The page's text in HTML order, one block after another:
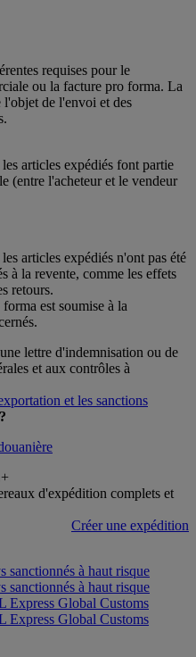
requises pour le
ou la facture pro forma. La
l'objet de l'envoi et des
articles expédiés font partie
(entre l'acheteur et le vendeur
articles expédiés n'ont pas été
à la revente, comme les effets
retours.
est soumise à la
lettre d'indemnisation ou de
et aux contrôles à
et les sanctions
d'expédition complets et
Créer une expédition
sanctionnés à haut risque
sanctionnés à haut risque
Express Global Customs
Express Global Customs